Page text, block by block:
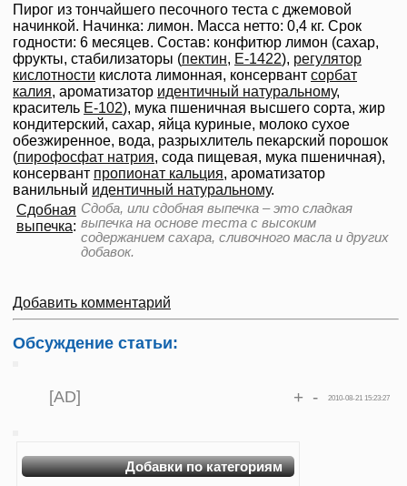
Пирог из тончайшего песочного теста с джемовой
начинкой. Начинка: лимон. Масса нетто: 0,4 кг. Срок
годности: 6 месяцев. Состав: конфитюр лимон (сахар,
фрукты, стабилизаторы (пектин, Е-1422), регулятор
кислотности кислота лимонная, консервант сорбат
калия, ароматизатор идентичный натуральному,
краситель Е-102), мука пшеничная высшего сорта, жир
кондитерский, сахар, яйца куриные, молоко сухое
обезжиренное, вода, разрыхлитель пекарский порошок
(пирофосфат натрия, сода пищевая, мука пшеничная),
консервант пропионат кальция, ароматизатор
ванильный идентичный натуральному.
Сдобная
выпечка:
Сдоба, или сдобная выпечка – это сладкая
выпечка на основе теста с высоким
содержанием сахара, сливочного масла и других
добавок.
Добавить комментарий
Обсуждение статьи:
[AD] 2010-08-21 15:23:27
+ -
Добавки по категориям